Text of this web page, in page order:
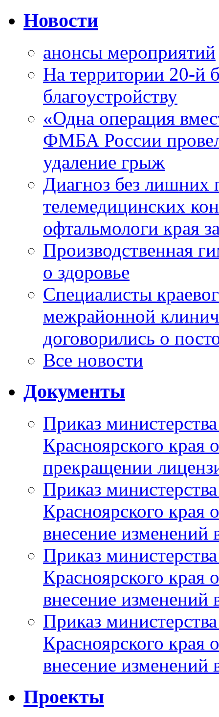
Новости
анонсы мероприятий
На территории 20-й
благоустройству
«Одна операция
ФМБА России
удаление грыж
Диагноз без лишних
телемедицинских
офтальмологи края
Производственная
о здоровье
Специалисты
межрайонной
договорились о
Все новости
Документы
Приказ
Красноярского
прекращении
Приказ
Красноярского
внесение изменений
Приказ
Красноярского
внесение изменений
Приказ
Красноярского
внесение изменений
Проекты